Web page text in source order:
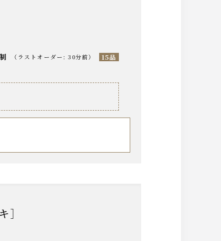
（ ラストオーダー: 30分前） 15品
］